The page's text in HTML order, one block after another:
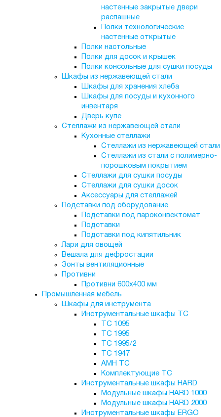
настенные закрытые двери
распашные
Полки технологические
настенные открытые
Полки настольные
Полки для досок и крышек
Полки консольные для сушки посуды
Шкафы из нержавеющей стали
Шкафы для хранения хлеба
Шкафы для посуды и кухонного
инвентаря
Дверь купе
Стеллажи из нержавеющей стали
Кухонные стеллажи
Стеллажи из нержавеющей стали
Стеллажи из стали с полимерно-
порошковым покрытием
Стеллажи для сушки посуды
Стеллажи для сушки досок
Аксессуары для стеллажей
Подставки под оборудование
Подставки под пароконвектомат
Подставки
Подставки под кипятильник
Лари для овощей
Вешала для дефростации
Зонты вентиляционные
Противни
Противни 600х400 мм
Промышленная мебель
Шкафы для инструмента
Инструментальные шкафы TC
TC 1095
TC 1995
ТС 1995/2
TC 1947
AMH TC
Комплектующие ТС
Инструментальные шкафы HARD
Модульные шкафы HARD 1000
Модульные шкафы HARD 2000
Инструментальные шкафы ERGO